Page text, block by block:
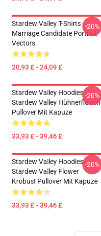
Stardew Valley T-Shirts -
Marriage Candidate Portrait
Vectors
20,93 £ - 24,09 £
-20%
Stardew Valley Hoodies -
Stardew Valley Hühnerfleisch
Pullover Mit Kapuze
33,93 £ - 39,46 £
-20%
Stardew Valley Hoodies -
Stardew Valley Flower
Krobus! Pullover Mit Kapuze
33,93 £ - 39,46 £
-20%